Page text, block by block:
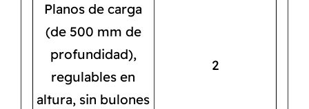
Planos de carga
(de 500 mm de
profundidad),
regulables en
altura, sin bulones
2